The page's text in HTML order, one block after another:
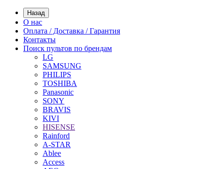
Назад
О нас
Оплата / Доставка / Гарантия
Контакты
Поиск пультов по брендам
LG
SAMSUNG
PHILIPS
TOSHIBA
Panasonic
SONY
BRAVIS
KIVI
HISENSE
Rainford
A-STAR
Ablee
Access